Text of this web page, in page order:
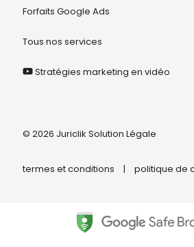
Forfaits Google Ads
Tous nos services
Stratégies marketing en vidéo
© 2026 Juriclik Solution Légale
termes et conditions | politique de